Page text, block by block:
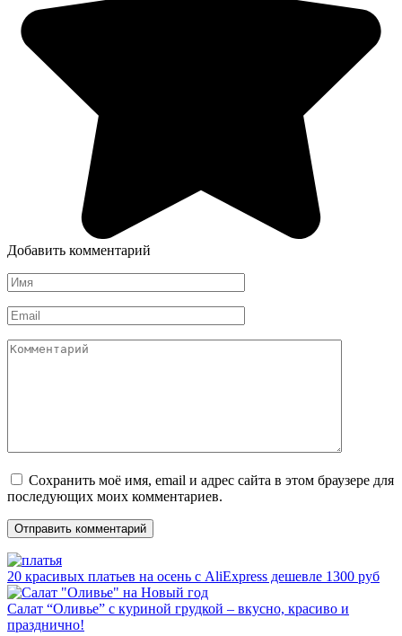
Добавить комментарий
Имя
*
Email
*
Комментарий
Сохранить моё имя, email и адрес сайта в этом браузере для
последующих моих комментариев.
20 красивых платьев на осень с AliExpress дешевле 1300 руб
Салат “Оливье” с куриной грудкой – вкусно, красиво и
празднично!